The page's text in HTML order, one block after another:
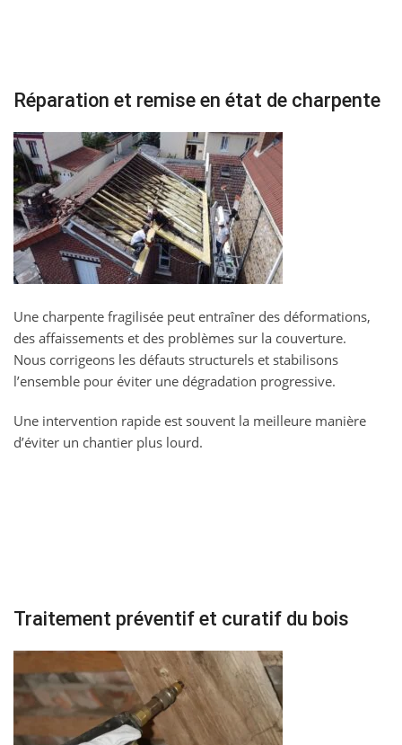
Réparation et remise en état de charpente
Une charpente fragilisée peut entraîner des déformations,
des affaissements et des problèmes sur la couverture.
Nous corrigeons les défauts structurels et stabilisons
l’ensemble pour éviter une dégradation progressive.
Une intervention rapide est souvent la meilleure manière
d’éviter un chantier plus lourd.
Traitement préventif et curatif du bois